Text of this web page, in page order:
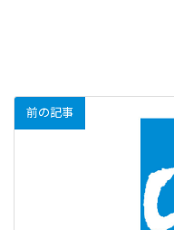
前の記事